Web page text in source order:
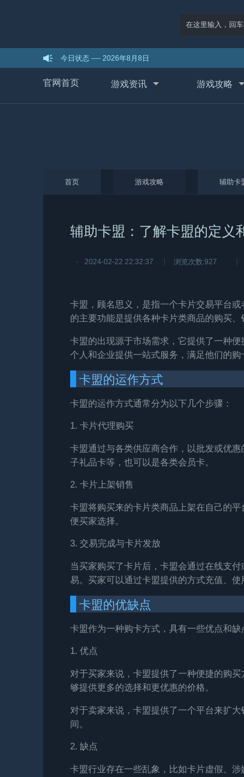
今日状态 ---- 2026年8月8日
官网首页 游戏资讯 游戏攻略
首页 游戏攻略 辅助卡
辅助卡盟：了解卡盟的定义
· 2024-02-22 22:32:37 浏览次数:927
卡盟，顾名思义，是指一个卡片交易平台或
的主要功能是提供各种卡片类商品的购买、
卡盟的出现源于市场需求，它提供了一种
个人和企业提供一站式服务，满足他们的
卡盟的运作方式
卡盟的运作方式通常分为以下几个步骤：
1. 卡片代理购买
卡盟通过与各类供应商合作，以批发或优
子礼品卡等，也可以是各类会员卡。
2. 卡片上架销售
卡盟将购买来的卡片类商品上架在自己的
便买家选择。
3. 交易完成与卡片发放
当买家购买了卡片后，卡盟会通过在线支
易。买家可以通过卡盟提供的方式充值、使
卡盟的优缺点
卡盟作为一种购卡方式，具有一些优点和缺
1. 优点
对于买家来说，卡盟提供了一种便捷的购
够提供更多的选择和更优惠的价格。
对于卖家来说，卡盟提供了一个平台来扩
间。
2. 缺点
卡盟行业存在一些乱象，比如卡片虚假、